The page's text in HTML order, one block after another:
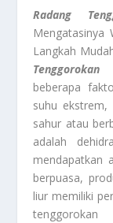
Radang
Mengatasinya
Langkah
Tenggorokan
beberapa
suhu
sahur atau
adalah
mendapatkan
berpuasa,
liur memiliki